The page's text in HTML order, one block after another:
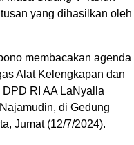
yang dihasilkan oleh
membacakan agenda
Alat Kelengkapan dan
RI AA LaNyalla
di Gedung
Jumat (12/7/2024).